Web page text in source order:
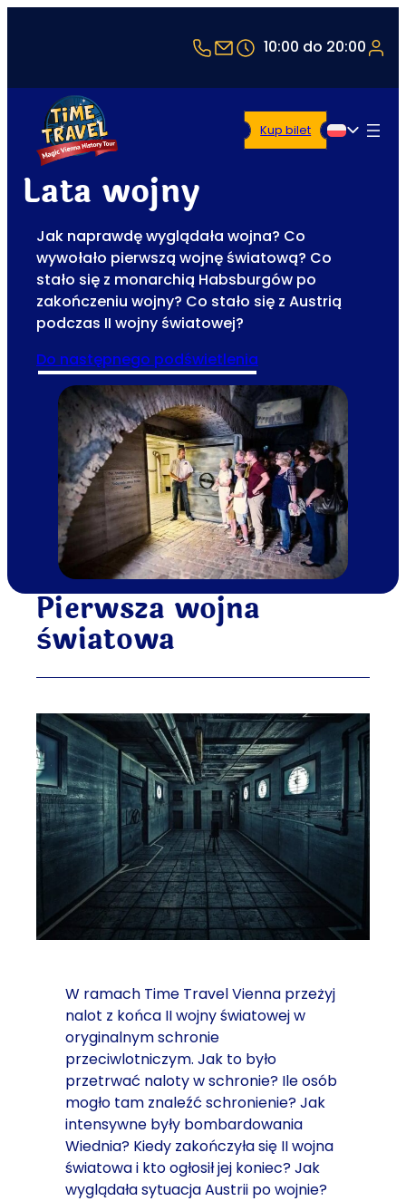
+43 1 5321514
office@timetravel-
10:00 do 20:00
Polski
Kup bilet
Lata wojny
Jak naprawdę wyglądała wojna? Co
wywołało pierwszą wojnę światową? Co
stało się z monarchią Habsburgów po
zakończeniu wojny? Co stało się z Austrią
podczas II wojny światowej?
do następnego podświetlenia
Pierwsza wojna
światowa
W ramach Time Travel Vienna przeżyj
nalot z końca II wojny światowej w
oryginalnym schronie
przeciwlotniczym. Jak to było
przetrwać naloty w schronie? Ile osób
mogło tam znaleźć schronienie? Jak
intensywne były bombardowania
Wiednia? Kiedy zakończyła się II wojna
światowa i kto ogłosił jej koniec? Jak
wyglądała sytuacja Austrii po wojnie?